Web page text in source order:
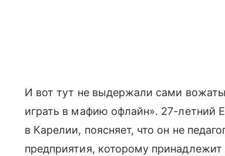
И вот тут не выдержали сами
играть в мафию офлайн». 27-летний
в Карелии, поясняет, что он не
предприятия, которому